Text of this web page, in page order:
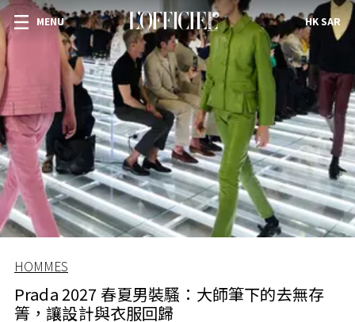
MENU HK SAR
HOMMES
Prada 2027 春夏男裝騷：大師筆下的去無存
箐，讓設計與衣服回歸